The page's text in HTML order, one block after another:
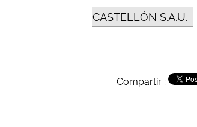
CASTELLÓN S.A.U.
Compartir :